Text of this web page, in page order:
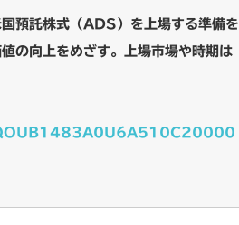
預託株式（ADS）を上場する準備を
の向上をめざす。上場市場や時期は